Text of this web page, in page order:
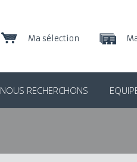
Ma sélection
NOUS RECHERCHONS